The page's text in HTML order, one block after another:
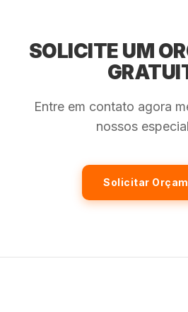
SOLICITE UM
Entre em contato agora
nossos
Solicitar